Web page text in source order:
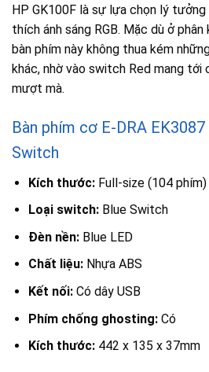
HP GK100F là sự lựa chọn lý
thích ánh sáng RGB. Mặc dù ở
bàn phím này không thua kém
khác, nhờ vào switch Red mang tới
mượt mà.
Bàn phím cơ E-DRA
Switch
Kích thước:Full-size (104 phím)
Loại switch:Blue Switch
Đèn nền:Blue LED
Chất liệu:Nhựa ABS
Kết nối:Có dây USB
Phím chống ghosting:Có
Kích thước:442 x 135 x 37mm